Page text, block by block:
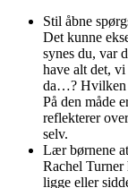
Stil åbne
Det kunne
synes du, var
have alt det,
da…? Hvilken
På den måde
reflekterer
selv.
Lær børnene
Rachel
ligge eller